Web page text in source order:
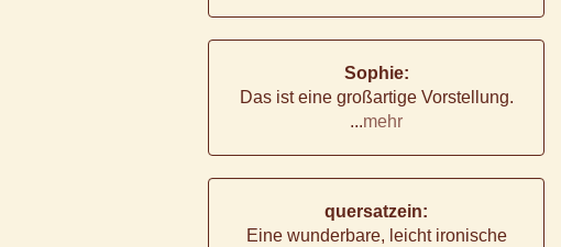
Sophie:
Das ist eine großartige Vorstellung.
...mehr
quersatzein:
Eine wunderbare, leicht ironische